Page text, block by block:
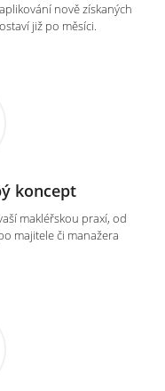
nově získaných
již po měsíci.
koncept
makléřskou praxí, od
majitele či manažera